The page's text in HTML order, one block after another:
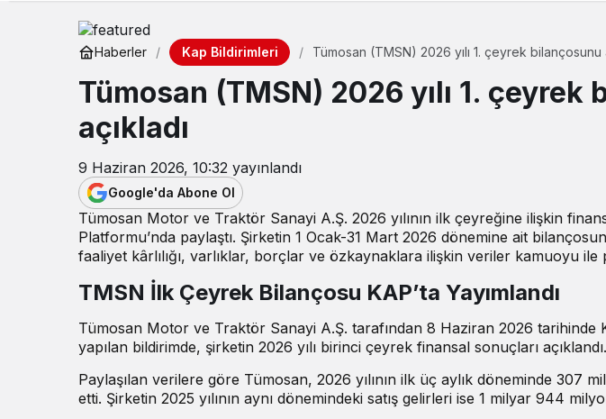
Haberler Kap Bildirimleri Tümosan (TMSN) 2026 yılı 1. çeyrek bilançosunu
Tümosan (TMSN) 2026 yılı 1. çeyrek
açıkladı
9 Haziran 2026, 10:32 yayınlandı
Google'da Abone Ol
Tümosan Motor ve Traktör Sanayi A.Ş. 2026 yılının ilk çeyreğine ilişkin
Platformu’nda paylaştı. Şirketin 1 Ocak-31 Mart 2026 dönemine ait
faaliyet kârlılığı, varlıklar, borçlar ve özkaynaklara ilişkin veriler kamuoyu ile
TMSN İlk Çeyrek Bilançosu KAP’ta Yayımlandı
Tümosan Motor ve Traktör Sanayi A.Ş. tarafından 8 Haziran 2026 tarihinde
yapılan bildirimde, şirketin 2026 yılı birinci çeyrek finansal sonuçları açıklandı.
Paylaşılan verilere göre Tümosan, 2026 yılının ilk üç aylık döneminde 307
etti. Şirketin 2025 yılının aynı dönemindeki satış gelirleri ise 1 milyar 944